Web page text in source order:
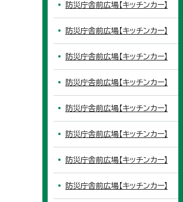
防災庁舎前広場【キッチンカー】
防災庁舎前広場【キッチンカー】
防災庁舎前広場【キッチンカー】
防災庁舎前広場【キッチンカー】
防災庁舎前広場【キッチンカー】
防災庁舎前広場【キッチンカー】
防災庁舎前広場【キッチンカー】
防災庁舎前広場【キッチンカー】